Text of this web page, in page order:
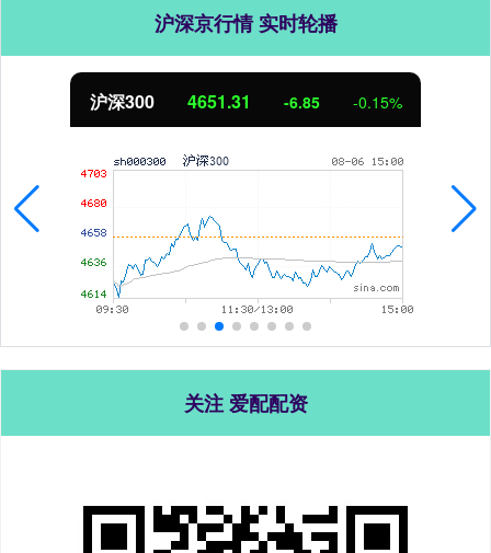
沪深京行情 实时轮播
北证50 1122.88 3.42 0.30%
关注 爱配配资